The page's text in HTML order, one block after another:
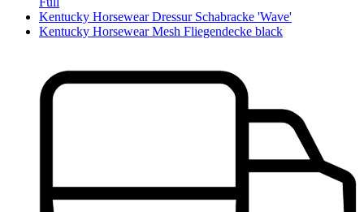
Kentucky Horsewear Dressur Schabracke 'Wave'
Kentucky Horsewear Mesh Fliegendecke black